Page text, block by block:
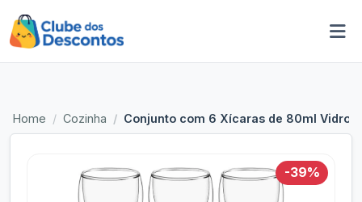
Home Cozinha Conjunto com 6 Xícaras de 80ml
-39%